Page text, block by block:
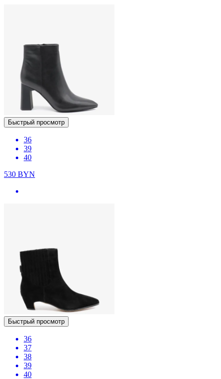
Быстрый просмотр
36
39
40
530 BYN
Быстрый просмотр
36
37
38
39
40